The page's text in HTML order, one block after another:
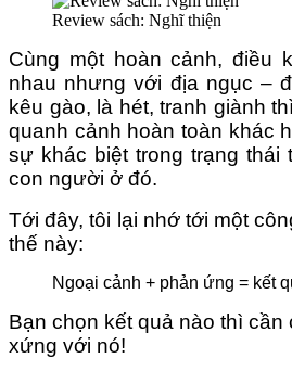
Review sách: Nghĩ thiện
Cùng một hoàn cảnh, điều
nhau nhưng với địa ngục –
kêu gào, là hét, tranh giành
quanh cảnh hoàn toàn khác
sự khác biệt trong trạng thái
con người ở đó.
Tới đây, tôi lại nhớ tới một
thế này:
Ngoại cảnh + phản ứng = kết
Bạn chọn kết quả nào thì
xứng với nó!